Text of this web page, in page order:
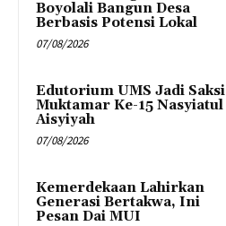
Boyolali Bangun Desa
Berbasis Potensi Lokal
07/08/2026
Edutorium UMS Jadi Saksi
Muktamar Ke-15 Nasyiatul
Aisyiyah
07/08/2026
Kemerdekaan Lahirkan
Generasi Bertakwa, Ini
Pesan Dai MUI